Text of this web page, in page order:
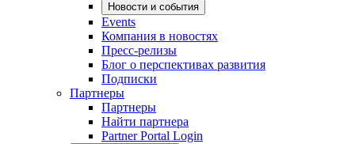
Новости и события
Events
Компания в новостях
Пресс-релизы
Блог о перспективах развития
Подписки
Партнеры
Партнеры
Найти партнера
Partner Portal Login